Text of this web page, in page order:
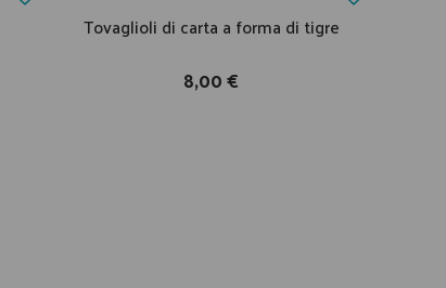
Tovaglioli di carta a forma di tigre
8,00 €